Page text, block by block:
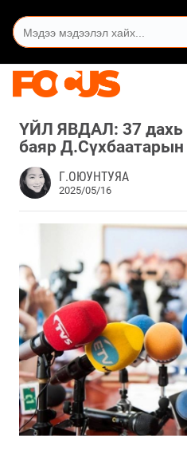
ҮЙЛ ЯВДАЛ: 37 дахь
баяр Д.Сүхбаатарын
Г.ОЮУНТУЯА
2025/05/16